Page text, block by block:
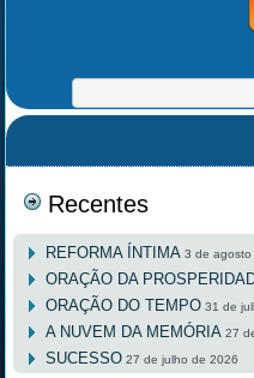
Recentes
REFORMA ÍNTIMA 3 de
ORAÇÃO DA
ORAÇÃO DO TEMPO 31 de
A NUVEM DA MEMÓRIA 27
SUCESSO 27 de julho de 2026